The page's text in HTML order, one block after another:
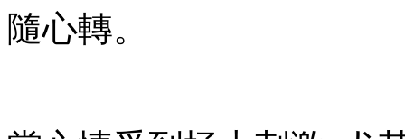
隨心轉。